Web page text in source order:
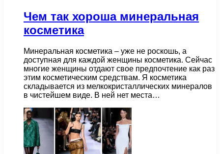
Чем так хороша минеральная
косметика
Минеральная косметика – уже не роскошь, а
доступная для каждой женщины косметика. Сейчас
многие женщины отдают свое предпочтение как раз
этим косметическим средствам. Я косметика
складывается из мелкокристаллических минералов
в чистейшем виде. В ней нет места…